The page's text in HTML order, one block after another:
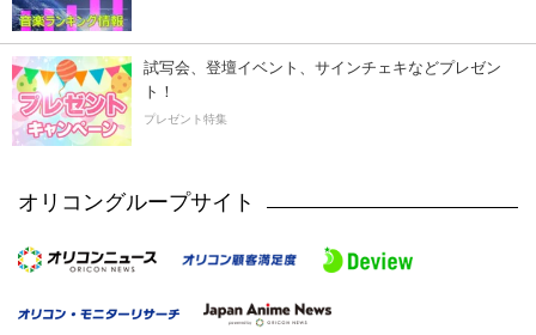
試写会、登壇イベント、サインチェキなどプレゼン
ト！
プレゼント特集
オリコングループサイト